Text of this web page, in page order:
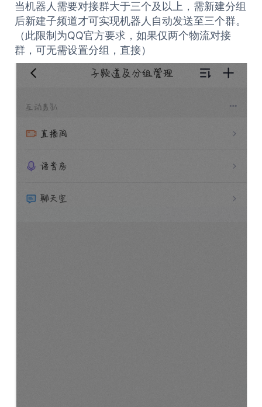
当机器人需要对接群大于三个及以上，需新建分组
后新建子频道才可实现机器人自动发送至三个群。
（此限制为QQ官方要求，如果仅两个物流对接
群，可无需设置分组，直接）